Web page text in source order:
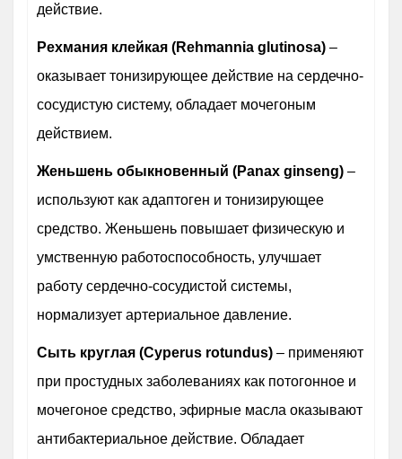
действие.
Рехмания клейкая (Rehmannia glutinosa) –
оказывает тонизирующее действие на сердечно-
сосудистую систему, обладает мочегоным
действием.
Женьшень обыкновенный (Panax ginseng) –
используют как адаптоген и тонизирующее
средство. Женьшень повышает физическую и
умственную работоспособность, улучшает
работу сердечно-сосудистой системы,
нормализует артериальное давление.
Сыть круглая (Cyperus rotundus) – применяют
при простудных заболеваниях как потогонное и
мочегоное средство, эфирные масла оказывают
антибактериальное действие. Обладает